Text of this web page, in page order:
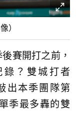
）
賽開打之前，
？雙城打者
出本季團隊第
季最多轟的雙